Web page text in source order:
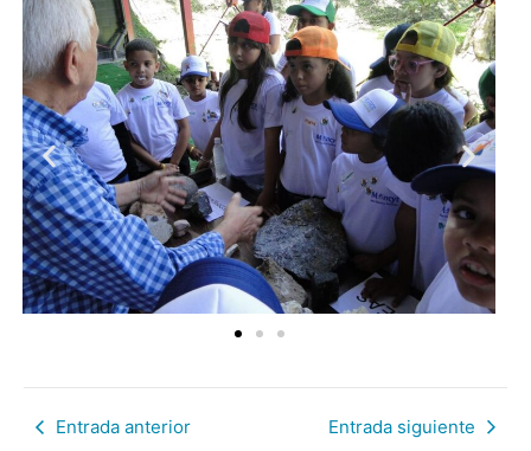
Entrada anterior Entrada siguiente